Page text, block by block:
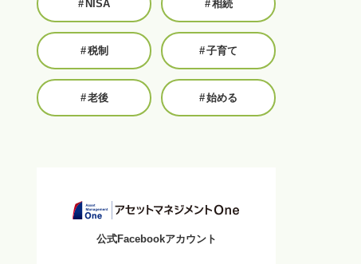
# NISA #相続
#税制 #子育て
#老後 #始める
公式Facebookアカウント